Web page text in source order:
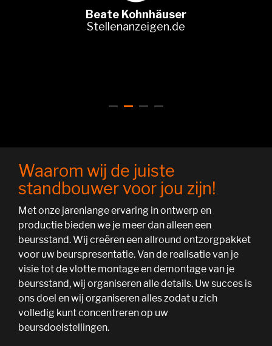
Beate Kohnhäuser
Stellenanzeigen.de
Waarom wij de juiste
standbouwer voor jou zijn!
Met onze jarenlange ervaring in ontwerp en
productie bieden we je meer dan alleen een
beursstand. Wij creëren een allround ontzorgpakket
voor uw beurspresentatie. Van de realisatie van je
visie tot de vlotte montage en demontage van je
beursstand, wij organiseren alle details. Uw succes is
ons doel en wij organiseren alles zodat u zich
volledig kunt concentreren op uw
beursdoelstellingen.